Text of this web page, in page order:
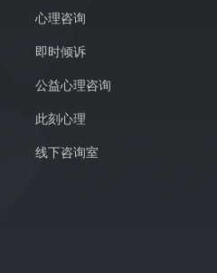
心理咨询
即时倾诉
公益心理咨询
此刻心理
线下咨询室